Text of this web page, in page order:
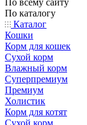
По всему сайту
По каталогу
Каталог
Кошки
Корм для кошек
Сухой корм
Влажный корм
Суперпремиум
Премиум
Холистик
Корм для котят
Сухой корм